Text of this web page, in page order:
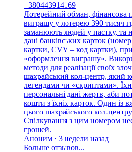
+380443914169
Лотерейний обман, фінансова
виграшу у лотерею 390 тисяч
заманюють людей у пастку, та
дані банківських карток (номер
картки, CVV – код картки),
«оформлення виграшу».
методи для реалізації своїх
шахрайський кол-центр, який
легендами чи «скриптами».
персональні дані жертв, аби
кошти з їхніх карток. Один із
цього шахрайського кол-
Спілкування з цим номером
грошей.
Аноним · 3 недели назад
Больше отзывов...